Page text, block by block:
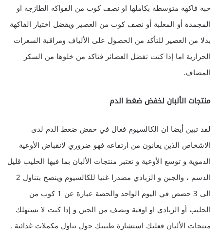
حبة فاكهة متوسطة بكاملها او نصف كوب من الفواكه الطازجة او
المجمدة أو المعلبة أو نصف كوب من العصير ويفضل اختيار الفاكهة
بدلا من العصير للتأكد من الحصول على الألياف ومراقبة السعرات
الحرارية اما إذا كنت تفضل العصائر فتاكد من خلوها من السكر
المضاف.
منتجات الألبان لخفض ضغط الدم
لقد تبين أيضا ان الكالسيوم فعال في خفض ضغط الدم لدى
الاشخاص الذين يعانون من ارتفاعه فهو ضروري لانقباض الأوعية
الدموية و توسع الأوعية و تعتبر منتجات الألبان بما فيها الحليب قليل
الدسم ، والجبن و الزبادي مصدرا غنيا للكالسيوم وينصح بتناول 2
الى 3 حصص في اليوم الواحد والحصة عبارة عن 1 كوب من
الحليب أو الزبادي او اوقية ونصف من الجبن و إذا كنت لا تستهلك
منتجات الألبان فعليك استشارة طبيبك حول تناول مكملات غدائية .